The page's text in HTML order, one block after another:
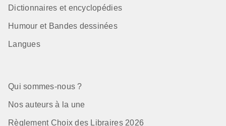
Dictionnaires et encyclopédies
Humour et Bandes dessinées
Langues
Qui sommes-nous ?
Nos auteurs à la une
Règlement Choix des Libraires 2026